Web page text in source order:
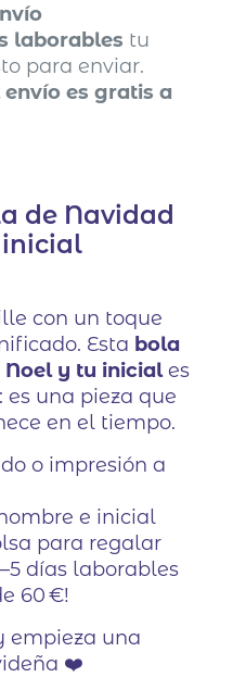
laborables tu
para enviar.
envío es gratis a
de Navidad
inicial
con un toque
Esta bola
y tu iniciales
es una pieza que
en el tiempo.
o impresión a
e inicial
para regalar
días laborables
60 €!
empieza una
❤️